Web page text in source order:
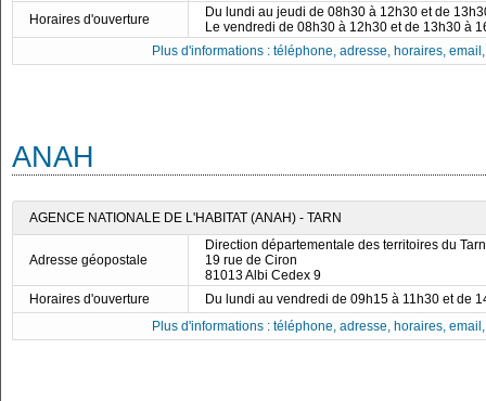
Horaires d'ouverture
Du lundi au jeudi de 08h30 à 12h30 et de
Le vendredi de 08h30 à 12h30 et de 13h30 à
Plus d'informations : téléphone, adresse, horaires,
ANAH
AGENCE NATIONALE DE L'HABITAT (ANAH) - TARN
Adresse géopostale
Direction départementale des territoires du Tarn
19 rue de Ciron
81013 Albi Cedex 9
Horaires d'ouverture
Du lundi au vendredi de 09h15 à 11h30 et de
Plus d'informations : téléphone, adresse, horaires,